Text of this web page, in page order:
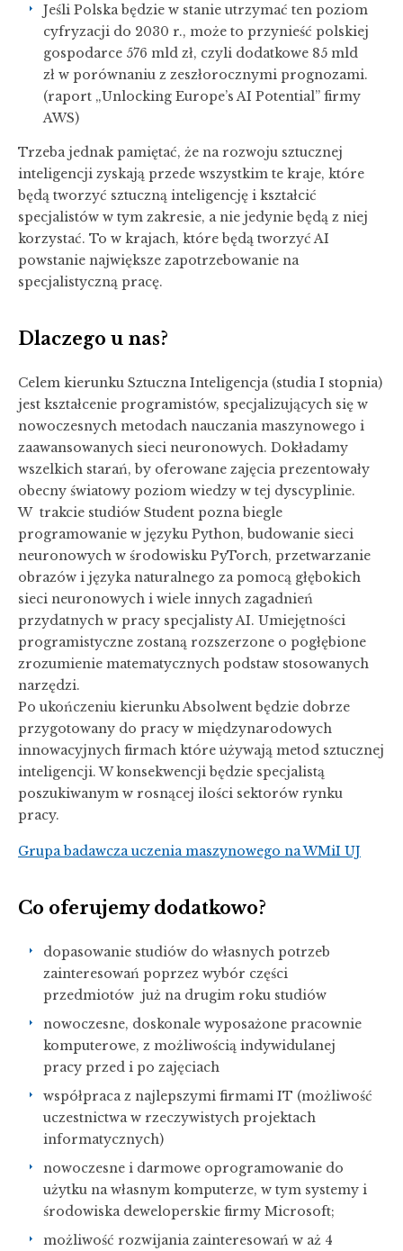
Jeśli Polska będzie w stanie utrzymać ten poziom
cyfryzacji do 2030 r., może to przynieść polskiej
gospodarce 576 mld zł, czyli dodatkowe 85 mld
zł w porównaniu z zeszłorocznymi prognozami.
(raport „Unlocking Europe’s AI Potential” firmy
AWS)
Trzeba jednak pamiętać, że na rozwoju sztucznej
inteligencji zyskają przede wszystkim te kraje, które
będą tworzyć sztuczną inteligencję i kształcić
specjalistów w tym zakresie, a nie jedynie będą z niej
korzystać. To w krajach, które będą tworzyć AI
powstanie największe zapotrzebowanie na
specjalistyczną pracę.
Dlaczego u nas?
Celem kierunku Sztuczna Inteligencja (studia I stopnia)
jest kształcenie programistów, specjalizujących się w
nowoczesnych metodach nauczania maszynowego i
zaawansowanych sieci neuronowych. Dokładamy
wszelkich starań, by oferowane zajęcia prezentowały
obecny światowy poziom wiedzy w tej dyscyplinie.
W trakcie studiów Student pozna biegle
programowanie w języku Python, budowanie sieci
neuronowych w środowisku PyTorch, przetwarzanie
obrazów i języka naturalnego za pomocą głębokich
sieci neuronowych i wiele innych zagadnień
przydatnych w pracy specjalisty AI. Umiejętności
programistyczne zostaną rozszerzone o pogłębione
zrozumienie matematycznych podstaw stosowanych
narzędzi.
Po ukończeniu kierunku Absolwent będzie dobrze
przygotowany do pracy w międzynarodowych
innowacyjnych firmach które używają metod sztucznej
inteligencji. W konsekwencji będzie specjalistą
poszukiwanym w rosnącej ilości sektorów rynku
pracy.
Grupa badawcza uczenia maszynowego na WMiI UJ
Co oferujemy dodatkowo?
dopasowanie studiów do własnych potrzeb
zainteresowań poprzez wybór części
przedmiotów już na drugim roku studiów
nowoczesne, doskonale wyposażone pracownie
komputerowe, z możliwością indywidulanej
pracy przed i po zajęciach
współpraca z najlepszymi firmami IT (możliwość
uczestnictwa w rzeczywistych projektach
informatycznych)
nowoczesne i darmowe oprogramowanie do
użytku na własnym komputerze, w tym systemy i
środowiska deweloperskie firmy Microsoft;
możliwość rozwijania zainteresowań w aż 4